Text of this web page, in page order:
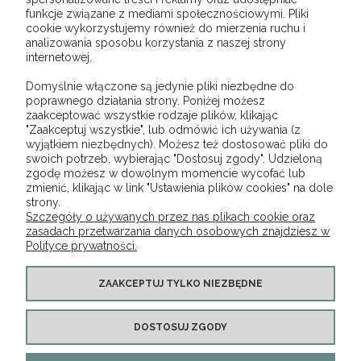
56, 30-149 Kraków)(odbiór osobisty na
Giełdzie Kwiatowej w Krakowie w godzinach
(03:30 - 9:00))
OPINIE O PRODUKCIE (0)
O NAS
OBSŁUGA KLIENTA
MOJE KONTO
funkcje związane z mediami społecznościowymi. Pliki
cookie wykorzystujemy również do mierzenia ruchu i
analizowania sposobu korzystania z naszej strony
internetowej.
Domyślnie włączone są jedynie pliki niezbędne do
poprawnego działania strony. Poniżej możesz
zaakceptować wszystkie rodzaje plików, klikając
"Zaakceptuj wszystkie", lub odmówić ich używania (z
wyjątkiem niezbędnych). Możesz też dostosować pliki do
swoich potrzeb, wybierając "Dostosuj zgody". Udzieloną
zgodę możesz w dowolnym momencie wycofać lub
zmienić, klikając w link "Ustawienia plików cookies" na dole
strony.
Szczegóły o używanych przez nas plikach cookie oraz
zasadach przetwarzania danych osobowych znajdziesz w
Polityce prywatności.
ZAAKCEPTUJ TYLKO NIEZBĘDNE
DOSTOSUJ ZGODY